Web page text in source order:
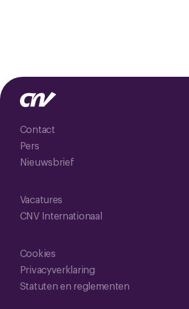
Contact
Pers
Nieuwsbrief
Vacatures
CNV Internationaal
Cookies
Privacyverklaring
Statuten en reglementen